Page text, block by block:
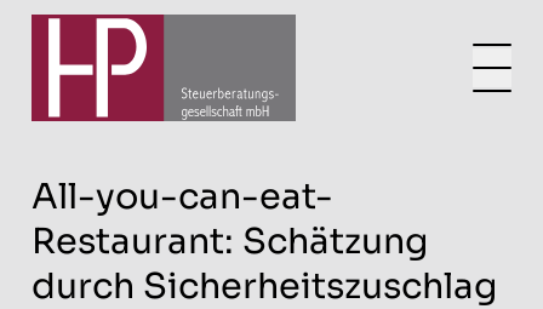
All-you-can-eat-
Restaurant: Schätzung
durch Sicherheitszuschlag